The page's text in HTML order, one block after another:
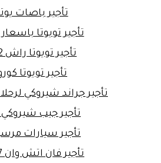
تأجير باصات
تأجير تويوتا
تأجير تويوتا راش 2022
تأجير تويوتا
تأجير جراند شيروكي
تأجير جيب شيروكي
تأجير سيارات
تأجير فان اتش وان 7 راكب